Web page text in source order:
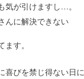
気が引けますし…。
んに解決できない
す。
喜びを禁じ得ない日